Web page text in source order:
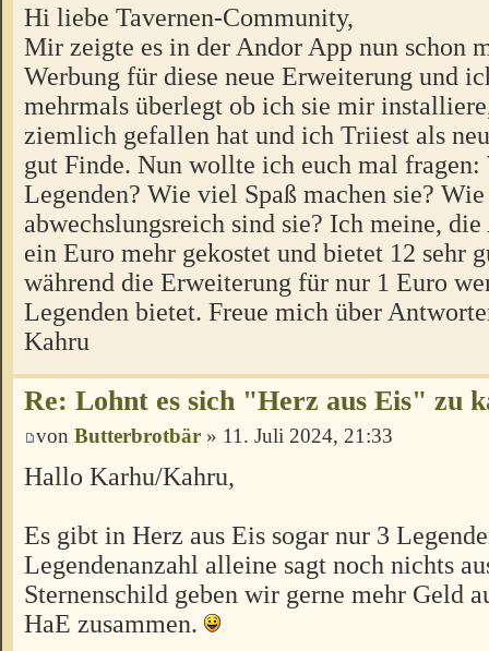
Hi liebe Tavernen-Community,
Mir zeigte es in der Andor App nun schon
Werbung für diese neue Erweiterung und
mehrmals überlegt ob ich sie mir
ziemlich gefallen hat und ich Triiest als
gut Finde. Nun wollte ich euch mal
Legenden? Wie viel Spaß machen sie? Wie
abwechslungsreich sind sie? Ich meine,
ein Euro mehr gekostet und bietet 12 sehr
während die Erweiterung für nur 1 Euro
Legenden bietet. Freue mich über
Kahru
Re: Lohnt es sich "Herz aus Eis" zu
von Butterbrotbär » 11. Juli 2024, 21:33
Hallo Karhu/Kahru,
Es gibt in Herz aus Eis sogar nur 3
Legendenanzahl alleine sagt noch nichts
Sternenschild geben wir gerne mehr Geld
HaE zusammen.